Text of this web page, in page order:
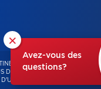
×
Avez-vous des
questions?
– FRANCHISÉ
DROITS RÉSERVÉS -
GESTION DU